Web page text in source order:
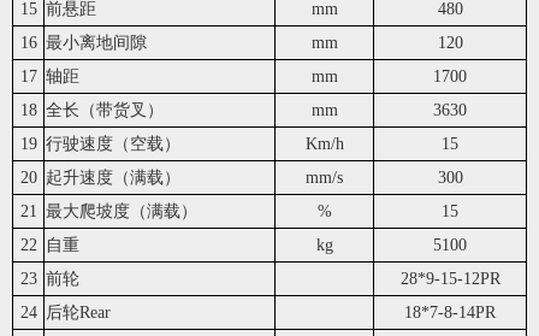
15 前悬距 mm
480
16 最小离地间隙 mm
120
17 轴距 mm
1700
18 全长（带货叉） mm
3630
19 行驶速度（空载） Km/h
15
20 起升速度（满载） mm/s
300
21 最大爬坡度（满载） %
15
22
自重 kg
5100
23 前轮
28*9-15-12PR
24 后轮Rear
18*7-8-14PR